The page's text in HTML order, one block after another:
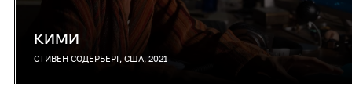
КИМИ
СТИВЕН СОДЕРБЕРГ, США, 2021